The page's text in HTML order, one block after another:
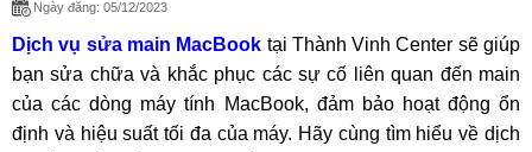
Ngày đăng: 05/12/2023
Dịch vụ sửa main MacBook tại Thành Vinh Center sẽ giúp
bạn sửa chữa và khắc phục các sự cố liên quan đến main
của các dòng máy tính MacBook, đảm bảo hoạt động ổn
định và hiệu suất tối đa của máy. Hãy cùng tìm hiểu về dịch